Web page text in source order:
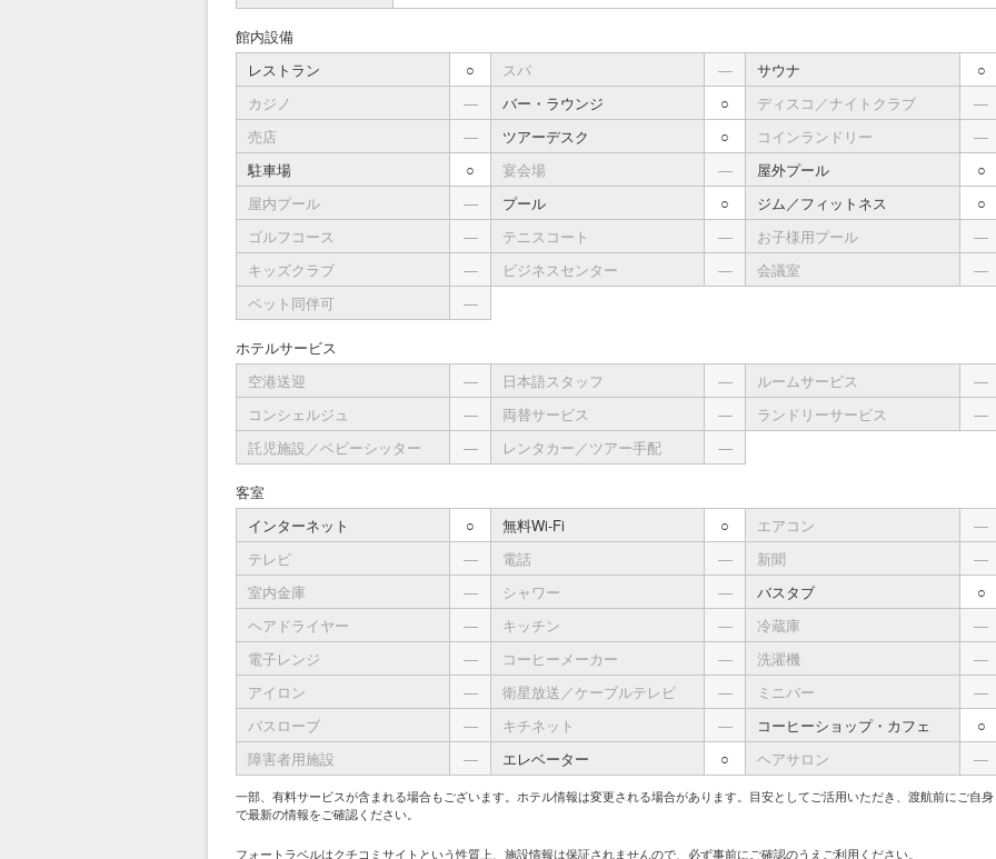
館内設備
レストラン
○ スパ ― サウナ
○
カジノ
― バー・ラウンジ ○ ディスコ／ナイトクラブ
―
売店
― ツアーデスク ○ コインランドリー
―
駐車場
○ 宴会場 ― 屋外プール
○
屋内プール
― プール ○ ジム／フィットネス
○
ゴルフコース
― テニスコート ― お子様用プール
―
キッズクラブ
― ビジネスセンター ― 会議室
―
ペット同伴可
―
ホテルサービス
空港送迎
― 日本語スタッフ ― ルームサービス
―
コンシェルジュ
― 両替サービス ― ランドリーサービス
―
託児施設／ベビーシッター
― レンタカー／ツアー手配 ―
客室
インターネット
○ 無料Wi-Fi ○ エアコン
―
テレビ
― 電話 ― 新聞
―
室内金庫
― シャワー ― バスタブ
○
ヘアドライヤー
― キッチン ― 冷蔵庫
―
電子レンジ
― コーヒーメーカー ― 洗濯機
―
アイロン
― 衛星放送／ケーブルテレビ ― ミニバー
―
バスローブ
― キチネット ― コーヒーショップ・カフェ
○
障害者用施設
― エレベーター ○ ヘアサロン ―
一部、有料サービスが含まれる場合もございます。ホテル情報は変更される場合があります。目安としてご活用いただき、渡航前にご自身
で最新の情報をご確認ください。
フォートラベルはクチコミサイトという性質上、施設情報は保証されませんので、必ず事前にご確認のうえご利用ください。